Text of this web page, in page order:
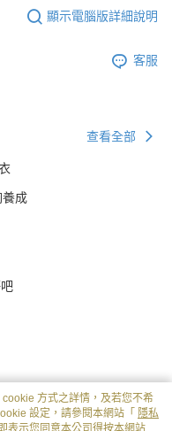
顯示電腦版詳細說明
客服
查看全部
養成
方式之詳情，及若您不希
設定，請參閱本網站「 隱私
表示您同意本公司得按本網站使